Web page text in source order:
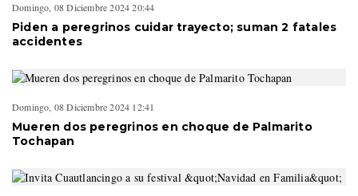
Domingo, 08 Diciembre 2024 20:44
Piden a peregrinos cuidar trayecto; suman 2 fatales
accidentes
Domingo, 08 Diciembre 2024 12:41
Mueren dos peregrinos en choque de Palmarito
Tochapan